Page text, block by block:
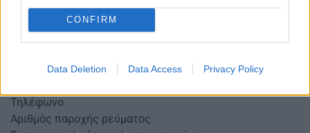
CONFIRM
Data Deletion Data Access Privacy Policy
Ονοματεπώνυμο
Ένδειξη αν πρόκειται για πολυκατοικία
Τηλέφωνο
Αριθμός παροχής ρεύματος